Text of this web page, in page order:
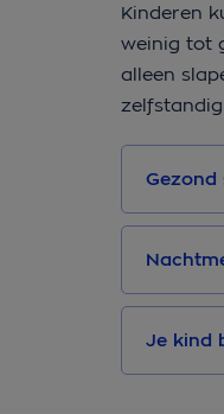
Kinderen
weinig tot
alleen
Je kind